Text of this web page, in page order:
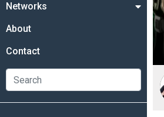
Networks
About
Contact